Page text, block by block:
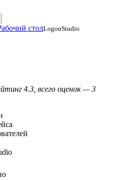
столLogonStudio
4.3, всего оценок — 3